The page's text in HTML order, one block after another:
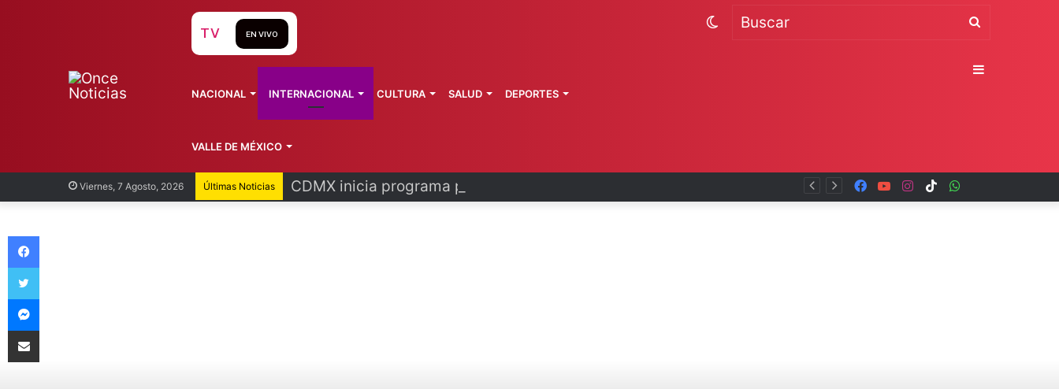
Viernes, 7 Agosto, 2026 Últimas Noticias CDMX inicia programa para prevenir despojos TikTok
Instagram
YouTube
Facebook
TV EN VIVO
NACIONAL INTERNACIONAL CULTURA SALUD DEPORTES
VALLE DE MÉXICO
Buscar
Switch
Sidebar
Facebook
Twitter
Messenger
Compartir vía Email